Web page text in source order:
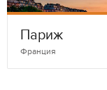
Париж
Франция